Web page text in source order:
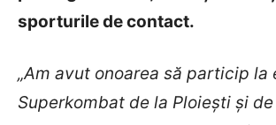
sporturile de contact.
„Am avut onoarea să particip la
Superkombat de la Ploiești și